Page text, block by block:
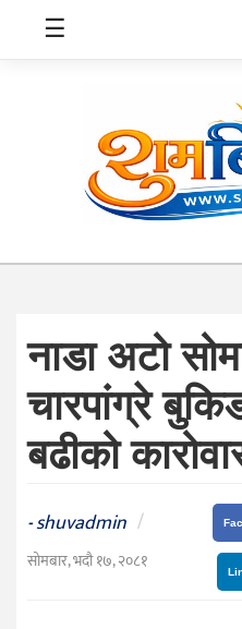
स्वास्थ्य
संघीय
प्रविधि
जीवनशैली
दर्शन
/
संस्कृति
☰
नाडा अटो
चारपांग्रे
बढीको
-shuvadmin /
सोमबार, भदौ १७, २०८१